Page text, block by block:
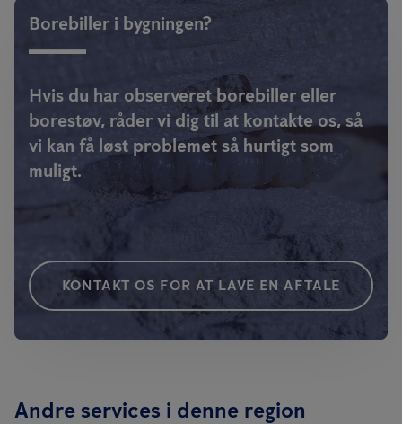
Borebiller i bygningen?
Hvis du har observeret borebiller eller
borestøv, råder vi dig til at kontakte os, så
vi kan få løst problemet så hurtigt som
muligt.
KONTAKT OS FOR AT LAVE EN AFTALE
Andre services i denne region